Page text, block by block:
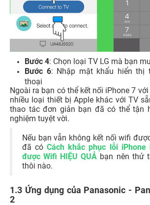
Bước 4: Chọn loại TV LG mà bạn
Bước 6: Nhập mật khẩu hiển thị
thoại
Ngoài ra bạn có thể kết nối iPhone 7
nhiều loại thiết bị Apple khác với TV
thao tác đơn giản bạn đã có thể tận
nghiệm tuyệt vời.
Nếu bạn vẫn không kết nối wifi
đã cóCách khắc phục lỗi
được Wifi HIỆU QUẢ bạn nên thử
thôi nào.
1.3 Ứng dụng của Panasonic -
2